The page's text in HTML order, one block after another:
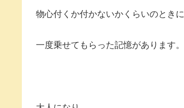
物心付くか付かないかくらいのときに
一度乗せてもらった記憶があります。